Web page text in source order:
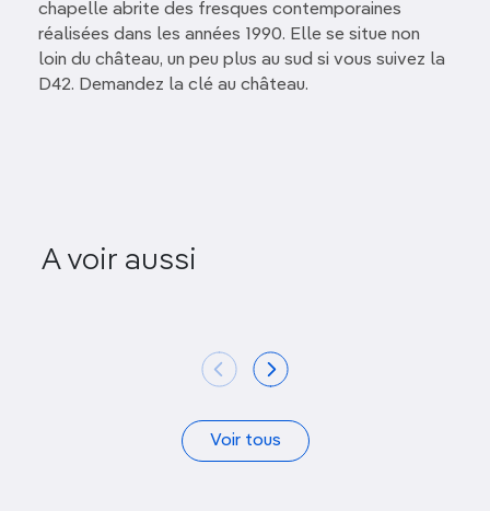
chapelle abrite des fresques contemporaines
réalisées dans les années 1990. Elle se situe non
loin du château, un peu plus au sud si vous suivez la
D42. Demandez la clé au château.
A voir aussi
La Gazelle des Sables
Voir tous